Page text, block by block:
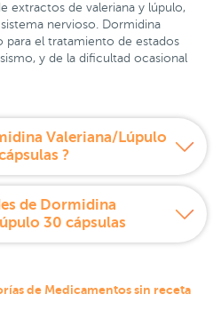
extractos de valeriana y lúpulo,
nervioso. Dormidina
para el tratamiento de estados
y de la dificultad ocasional
Valeriana/Lúpulo
?
de Dormidina
30 cápsulas
de Medicamentos sin receta